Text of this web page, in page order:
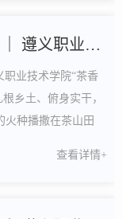
【媒体看遵职134】多彩贵州网 ｜ 遵义职业技术学院：茶香智翼...
业技术学院“茶香
乡土、俯身实干，
火种播撒在茶山田
的专业知识，开展
查看详情+